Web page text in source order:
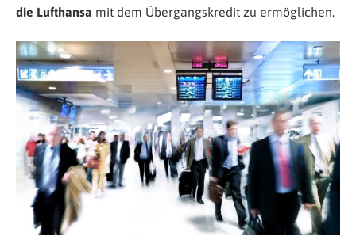
die Lufthansa mit dem Übergangskredit zu ermöglichen.